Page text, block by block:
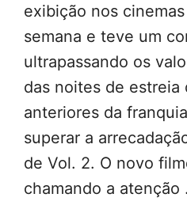
exibição nos
semana e teve um
ultrapassando os
das noites de estreia
anteriores da
superar a
de Vol. 2. O novo
chamando a atenção